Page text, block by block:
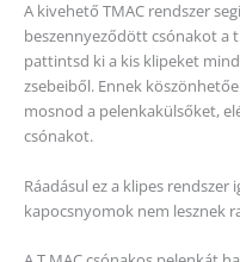
A kivehető TMAC rendszer
beszennyeződött csónakot a
pattintsd ki a kis klipeket
zsebeiből. Ennek
mosnod a pelenkakülsőket,
csónakot.
Ráadásul ez a klipes
kapocsnyomok nem lesznek